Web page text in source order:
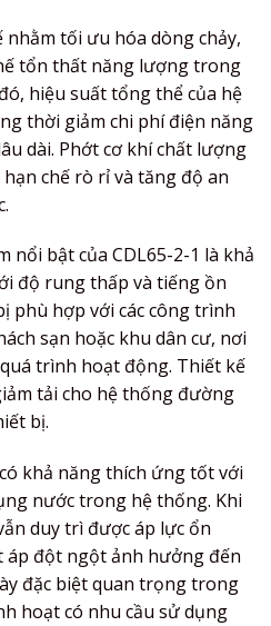
tối ưu hóa dòng chảy,
tổn thất năng lượng trong
hiệu suất tổng thể của hệ
thời giảm chi phí điện năng
dài. Phớt cơ khí chất lượng
chế rò rỉ và tăng độ an
bật của CDL65-2-1 là khả
độ rung thấp và tiếng ồn
phù hợp với các công trình
sạn hoặc khu dân cư, nơi
trình hoạt động. Thiết kế
tải cho hệ thống đường
bị.
khả năng thích ứng tốt với
nước trong hệ thống. Khi
duy trì được áp lực ổn
đột ngột ảnh hưởng đến
đặc biệt quan trọng trong
hoạt có nhu cầu sử dụng